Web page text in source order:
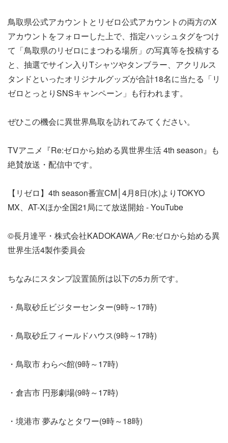
鳥取県公式アカウントとリゼロ公式アカウントの両方のX
アカウントをフォローした上で、指定ハッシュタグをつけ
て「鳥取県のリゼロにまつわる場所」の写真等を投稿する
と、抽選でサイン入りTシャツやタンブラー、アクリルス
タンドといったオリジナルグッズが合計18名に当たる「リ
ゼロとっとりSNSキャンペーン」も行われます。
ぜひこの機会に異世界鳥取を訪れてみてください。
TVアニメ『Re:ゼロから始める異世界生活 4th season』も
絶賛放送・配信中です。
【リゼロ】4th season番宣CM│4月8日(水)よりTOKYO
MX、AT-Xほか全国21局にて放送開始 - YouTube
©長月達平・株式会社KADOKAWA／Re:ゼロから始める異
世界生活4製作委員会
ちなみにスタンプ設置箇所は以下の5カ所です。
・鳥取砂丘ビジターセンター(9時～17時)
・鳥取砂丘フィールドハウス(9時～17時)
・鳥取市 わらべ館(9時～17時)
・倉吉市 円形劇場(9時～17時)
・境港市 夢みなとタワー(9時～18時)